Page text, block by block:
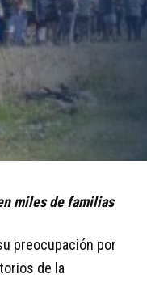
miles de familias
preocupación por
de la